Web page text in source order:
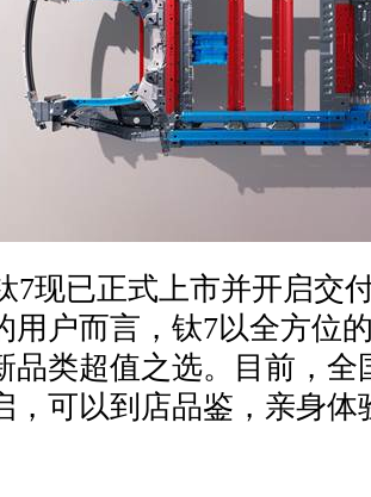
现已正式上市并开启交
用户而言，钛7以全方位
品类超值之选。目前，
，可以到店品鉴，亲身体